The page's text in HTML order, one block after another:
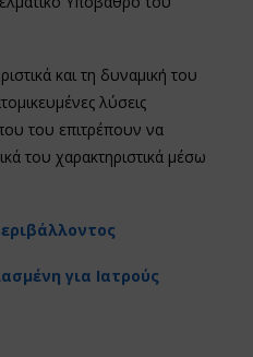
και τη δυναμική του
λύσεις
του επιτρέπουν να
του χαρακτηριστικά μέσω
για Ιατρούς